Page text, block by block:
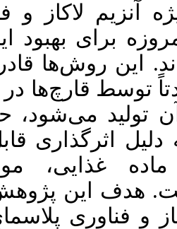
لاکاز و
بهبود ایمنی
روش‌ها قادرند
قارچ‌ها در
می‌شود، حذف
قابل
مورد
این پژوهش
پلاسمای